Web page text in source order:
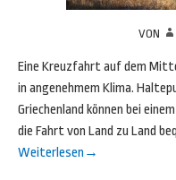
VON
Eine Kreuzfahrt auf dem
in angenehmem Klima.
Griechenland können bei
die Fahrt von Land zu Land
Weiterlesen →